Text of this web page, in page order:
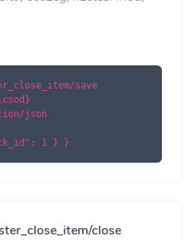
save
json
1 } }
close